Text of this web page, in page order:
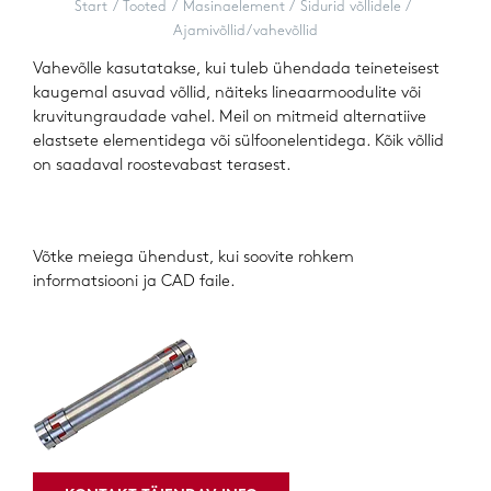
Start Tooted Masinaelement
Sidurid võllidele
Ajamivõllid/vahevõllid
Vahevõlle kasutatakse, kui tuleb ühendada teineteisest
kaugemal asuvad võllid, näiteks lineaarmoodulite või
kruvitungraudade vahel. Meil on mitmeid alternatiive
elastsete elementidega või sülfoonelentidega. Kõik võllid
on saadaval roostevabast terasest.
Võtke meiega ühendust, kui soovite rohkem
informatsiooni ja CAD faile.